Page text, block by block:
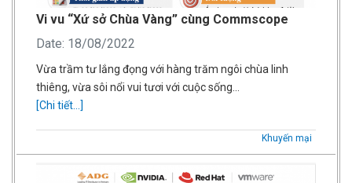
Vi vu “Xứ sở Chùa Vàng” cùng Commscope
Date: 18/08/2022
Vừa trầm tư lắng đọng với hàng trăm ngôi chùa linh
thiêng, vừa sôi nổi vui tươi với cuộc sống…
[Chi tiết...]
Khuyến mại